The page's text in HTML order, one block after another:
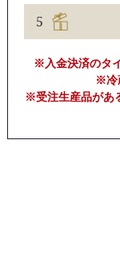
5
※入金決済のタ
※冷
※受注生産品があ